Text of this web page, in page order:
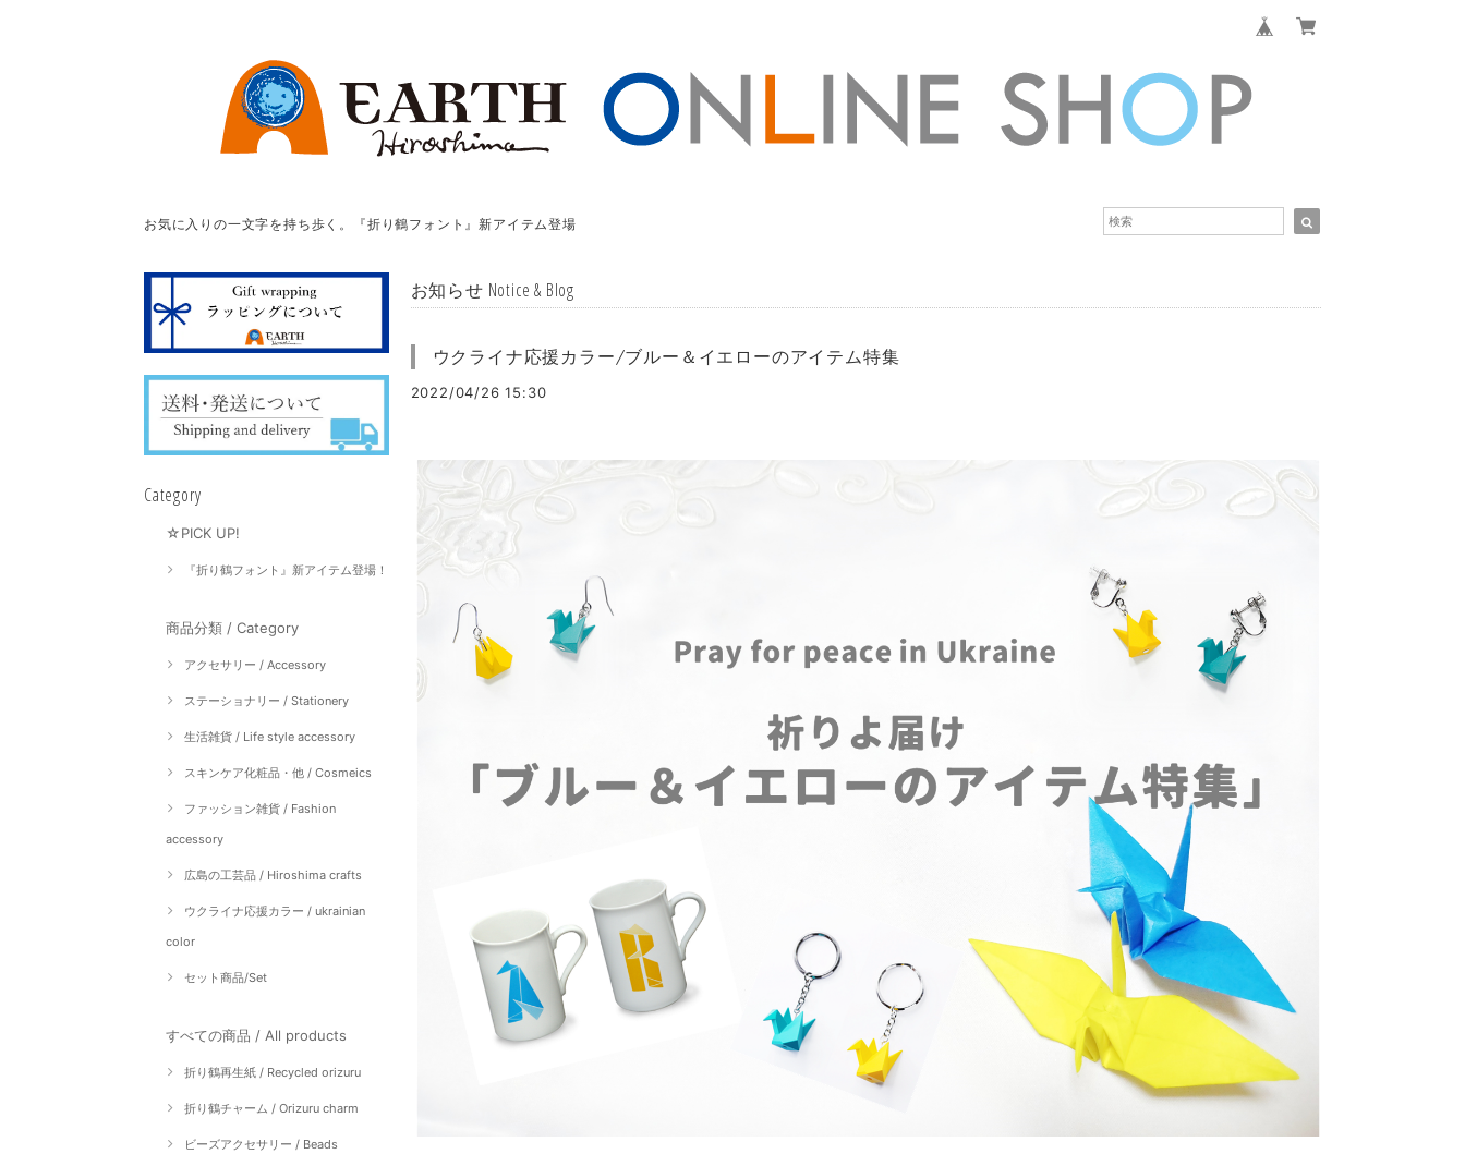
お気に入りの一文字を持ち歩く。『折り鶴フォント』新アイテム登場
Category
☆PICK UP!
『折り鶴フォント』新アイテム登場！
商品分類 / Category
アクセサリー / Accessory
ステーショナリー / Stationery
生活雑貨 / Life style accessory
スキンケア化粧品・他 / Cosmeics
ファッション雑貨 / Fashion
accessory
広島の工芸品 / Hiroshima crafts
ウクライナ応援カラー / ukrainian
color
セット商品/Set
すべての商品 / All products
折り鶴再生紙 / Recycled orizuru
折り鶴チャーム / Orizuru charm
ビーズアクセサリー / Beads
お知らせ Notice & Blog
ウクライナ応援カラー/ブルー＆イエローのアイテム特集
2022/04/26 15:30